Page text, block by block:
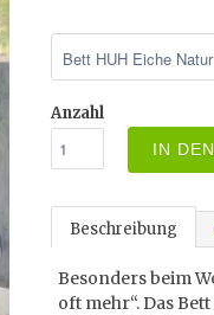
Anzahl
IN
Beschreibung
Besonders beim
oft mehr“. Das